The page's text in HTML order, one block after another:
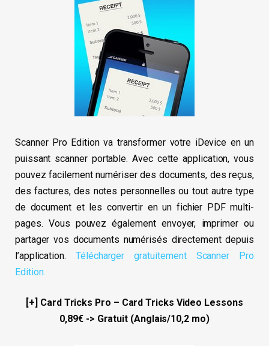
Scanner Pro Edition va transformer votre iDevice en un
puissant scanner portable. Avec cette application, vous
pouvez facilement numériser des documents, des reçus,
des factures, des notes personnelles ou tout autre type
de document et les convertir en un fichier PDF multi-
pages. Vous pouvez également envoyer, imprimer ou
partager vos documents numérisés directement depuis
l’application.Télécharger gratuitement Scanner Pro
Edition.
[+] Card Tricks Pro – Card Tricks Video Lessons
0,89€ -> Gratuit (Anglais/10,2 mo)